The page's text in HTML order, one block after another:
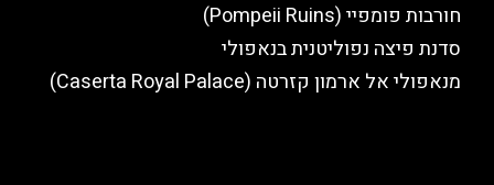
חורבות פומפיי (Pompeii Ruins)
סדנת פיצה נפוליטנית בנאפולי
מנאפולי אל ארמון קזרטה (Caserta Royal Palace)